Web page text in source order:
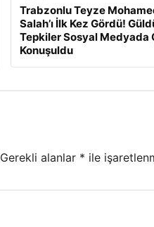
Trabzonlu Teyze
Salah’ı İlk Kez Gördü!
Tepkiler Sosyal Medyada
Konuşuldu
Gerekli alanlar * ile